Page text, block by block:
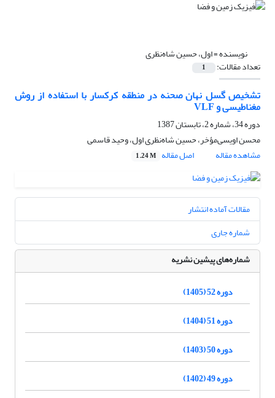
نویسنده =اول، حسین شاه‌نظری
تعداد مقالات: 1
تشخیص گسل نهان صحنه در منطقه کرکسار با استفاده از روش
مغناطیسی و VLF
دوره 34، شماره 2، تابستان 1387
محسن اویسی‌مؤخر، حسین شاه‌نظری اول، وحید قاسمی
مشاهده مقاله
اصل مقاله 1.24 M
مقالات آماده انتشار
شماره جاری
شماره‌های پیشین نشریه
دوره 52 (1405)
دوره 51 (1404)
دوره 50 (1403)
دوره 49 (1402)